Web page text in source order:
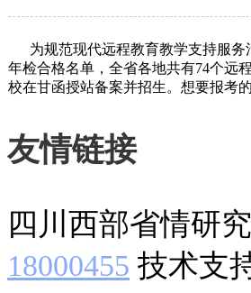
为规范现代远程教育教学支持服务
年检合格名单，全省各地共有74个远
校在甘函授站备案并招生。想要报考
友情链接
四川西部省情研
18000455 技术支